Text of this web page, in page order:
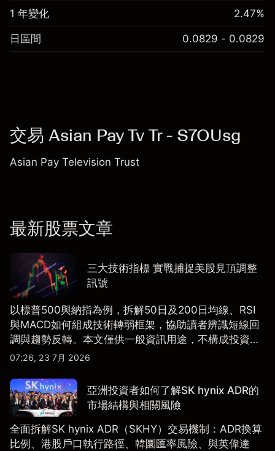
1 年變化 2.47%
日區間 0.0829 - 0.0829
交易 Asian Pay Tv Tr - S7OUsg
Asian Pay Television Trust
最新股票文章
三大技術指標 實戰捕捉美股見頂調整
訊號
以標普500與納指為例，拆解50日及200日均線、RSI
與MACD如何組成技術轉弱框架，協助讀者辨識短線回
調與趨勢反轉。本文僅供一般資訊用途，不構成投資研
究、投資建議或任何交易推薦。
07:26, 23 7月 2026
亞洲投資者如何了解SK hynix ADR的
市場結構與相關風險
全面拆解SK hynix ADR（SKHY）交易機制：ADR換算
比例、港股戶口執行路徑、韓圜匯率風險、與英偉達